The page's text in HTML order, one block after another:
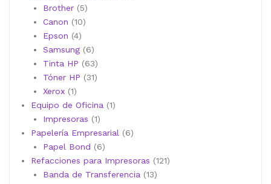
Brother 55
productos
Canon 1010
Epson 44
productos
Samsung 66
productos
Tinta HP 6363
productos
Tóner HP 3131
Xerox 11
producto
Equipo de Oficina 11
Impresoras 11
producto
Papelería Empresarial 66
Papel Bond 66
productos
Refacciones para Impresoras 121121
Banda de Transferencia 1313